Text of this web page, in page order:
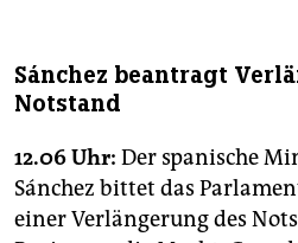
Sánchez beantragt
Notstand
12.06 Uhr: Der spanische
Sánchez bittet das
einer Verlängerung des